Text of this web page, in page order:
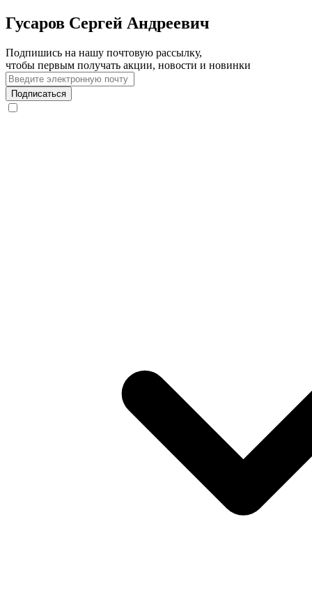
Гусаров Сергей Андреевич
Подпишись на нашу почтовую рассылку,
чтобы первым получать акции, новости и новинки
Подписаться